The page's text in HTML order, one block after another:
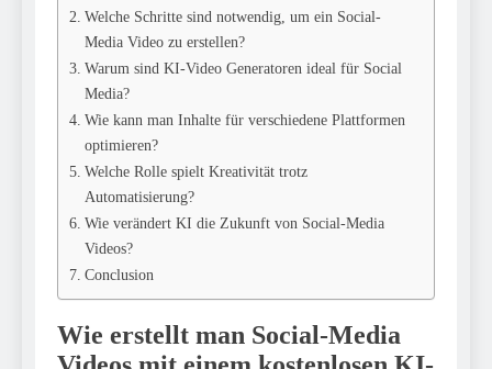
Welche Schritte sind notwendig, um ein Social-
Media Video zu erstellen?
Warum sind KI-Video Generatoren ideal für Social
Media?
Wie kann man Inhalte für verschiedene Plattformen
optimieren?
Welche Rolle spielt Kreativität trotz
Automatisierung?
Wie verändert KI die Zukunft von Social-Media
Videos?
Conclusion
Wie erstellt man Social-Media